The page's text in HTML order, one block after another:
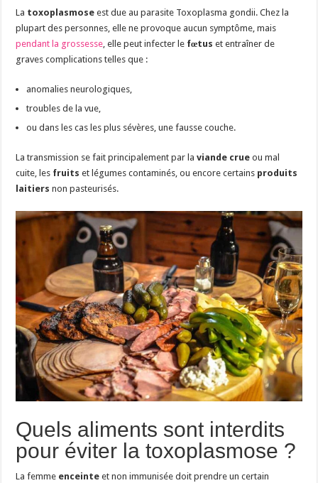
La toxoplasmose est due au parasite Toxoplasma gondii. Chez la
plupart des personnes, elle ne provoque aucun symptôme, mais
pendant la grossesse, elle peut infecter le fœtus et entraîner de
graves complications telles que :
anomalies neurologiques,
troubles de la vue,
ou dans les cas les plus sévères, une fausse couche.
La transmission se fait principalement par laviande crue ou mal
cuite, les fruits et légumes contaminés, ou encore certains produits
laitiers non pasteurisés.
Quels aliments sont interdits
pour éviter la toxoplasmose ?
La femme enceinte et non immunisée doit prendre un certain